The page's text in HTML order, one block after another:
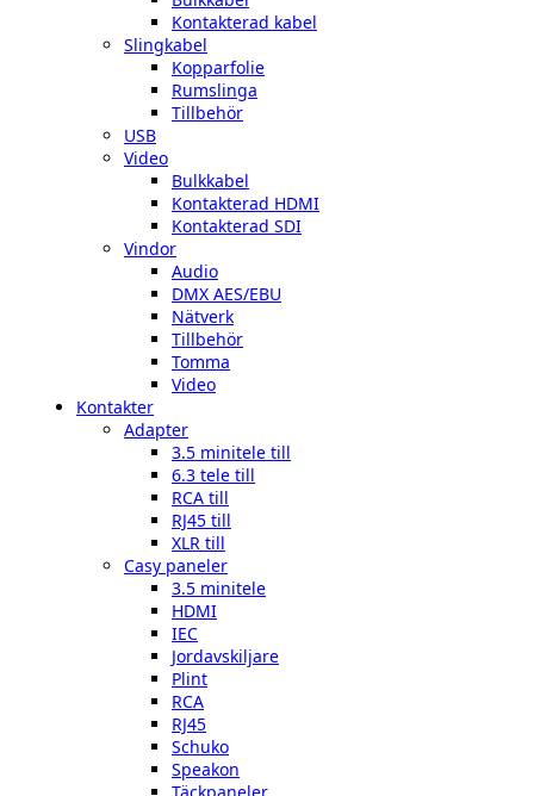
Kontakterad kabel
Slingkabel
Kopparfolie
Rumslinga
Tillbehör
USB
Video
Bulkkabel
Kontakterad HDMI
Kontakterad SDI
Vindor
Audio
DMX AES/EBU
Nätverk
Tillbehör
Tomma
Video
Kontakter
Adapter
3.5 minitele till
6.3 tele till
RCA till
RJ45 till
XLR till
Casy paneler
3.5 minitele
HDMI
IEC
Jordavskiljare
Plint
RCA
RJ45
Schuko
Speakon